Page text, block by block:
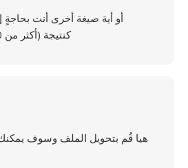
كنتيجة (أكثر من 200 صيغة مدعومة)
هيا قُم بتحويل الملف وسوف